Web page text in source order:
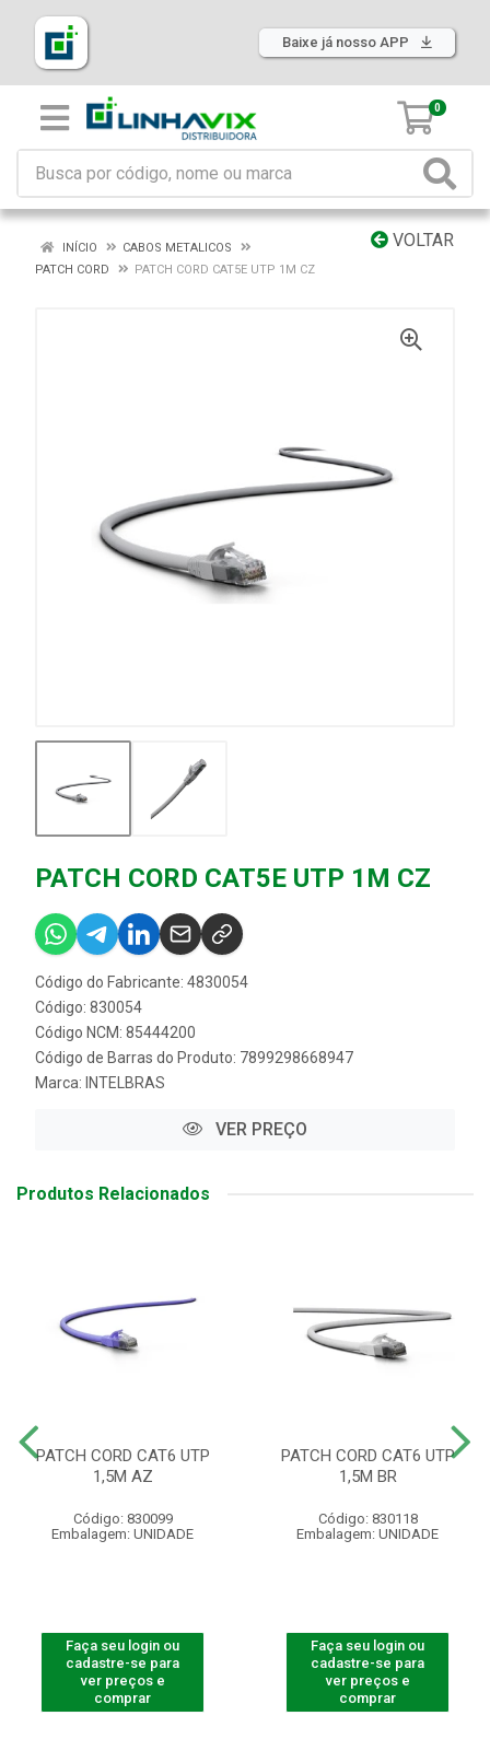
Baixe já nosso APP
0
VOLTAR
INÍCIO
CABOS METALICOS
PATCH CORD
PATCH CORD CAT5E UTP 1M CZ
PATCH CORD CAT5E UTP 1M CZ
Código do Fabricante: 4830054
Código: 830054
Código NCM: 85444200
Código de Barras do Produto: 7899298668947
Marca: INTELBRAS
VER PREÇO
Produtos Relacionados
PATCH CORD CAT6 UTP
1,5M AZ
Código: 830099
Embalagem: UNIDADE
Faça seu login ou
cadastre-se para
ver preços e
comprar
PATCH CORD CAT6 UTP
1,5M BR
Código: 830118
Embalagem: UNIDADE
Faça seu login ou
cadastre-se para
ver preços e
comprar